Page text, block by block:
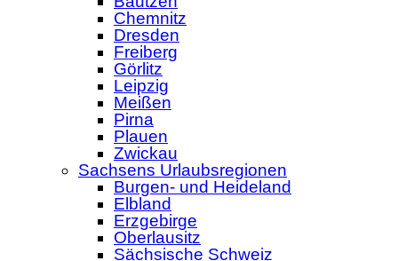
Chemnitz
Dresden
Freiberg
Görlitz
Leipzig
Meißen
Pirna
Plauen
Zwickau
Sachsens Urlaubsregionen
Burgen- und Heideland
Elbland
Erzgebirge
Oberlausitz
Sächsische Schweiz